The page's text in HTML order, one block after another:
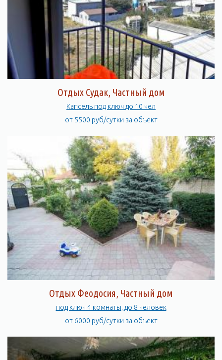
Отдых Судак, Частный дом
Капсель под ключ до 10 чел
от 5500 руб/сутки за объект
Отдых Феодосия, Частный дом
под ключ 4 комнаты, до 8 человек
от 6000 руб/сутки за объект